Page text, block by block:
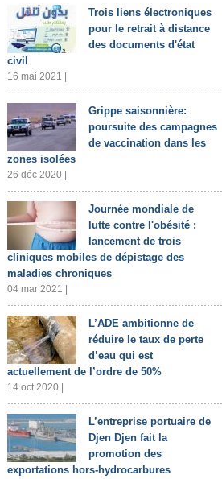
Trois liens électroniques
pour le retrait à distance
des documents d'état
civil
16 mai 2021 |
Grippe saisonnière:
poursuite des campagnes
de vaccination dans les
zones isolées
26 déc 2020 |
Journée mondiale de
lutte contre l'obésité :
lancement de trois
cliniques mobiles de dépistage des
maladies chroniques
04 mar 2021 |
L’ADE ambitionne de
réduire le taux de perte
d’eau qui est
actuellement de l’ordre de 50%
14 oct 2020 |
L’entreprise portuaire de
Djen Djen fait la
promotion des
exportations hors-hydrocarbures